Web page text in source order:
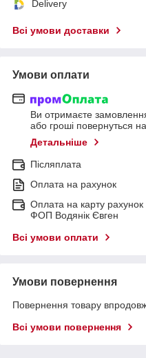
Delivery
Всі умови доставки
Умови оплати
Ви отримаєте
або гроші повернуться
Детальніше
Післяплата
Оплата на рахунок
Оплата на карту
ФОП Водянік Євген
Всі умови оплати
Умови повернення
Повернення товару
Всі умови повернення